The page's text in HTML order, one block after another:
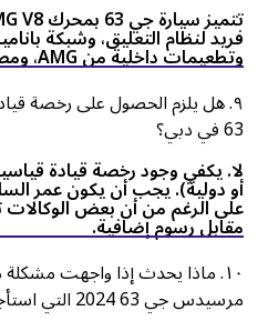
فريد لنظام التعليق، وشبكة
وتطعيمات داخلية من AMG، ومصدات أوسع بكثير.
٩. هل يلزم الحصول على رخصة
63 في دبي؟
لا. يكفي وجود رخصة قيادة
مقابل رسوم إضافية.
۱٠. ماذا يحدث إذا واجهت
مرسيدس جي 63 2024 التي استأجرتها؟